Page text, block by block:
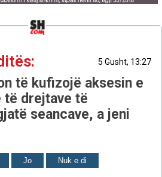
5 Gusht, 13:27
të kufizojë aksesin e
të drejtave të
seancave, a jeni
Jo Nuk e di